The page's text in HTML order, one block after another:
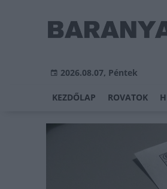
2026.08.07, Péntek
KEZDŐLAP ROVATOK